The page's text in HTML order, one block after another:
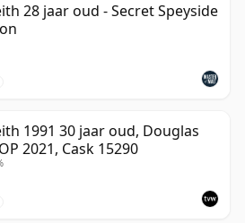
28 jaar oud - Secret Speyside
1991 30 jaar oud, Douglas
2021, Cask 15290